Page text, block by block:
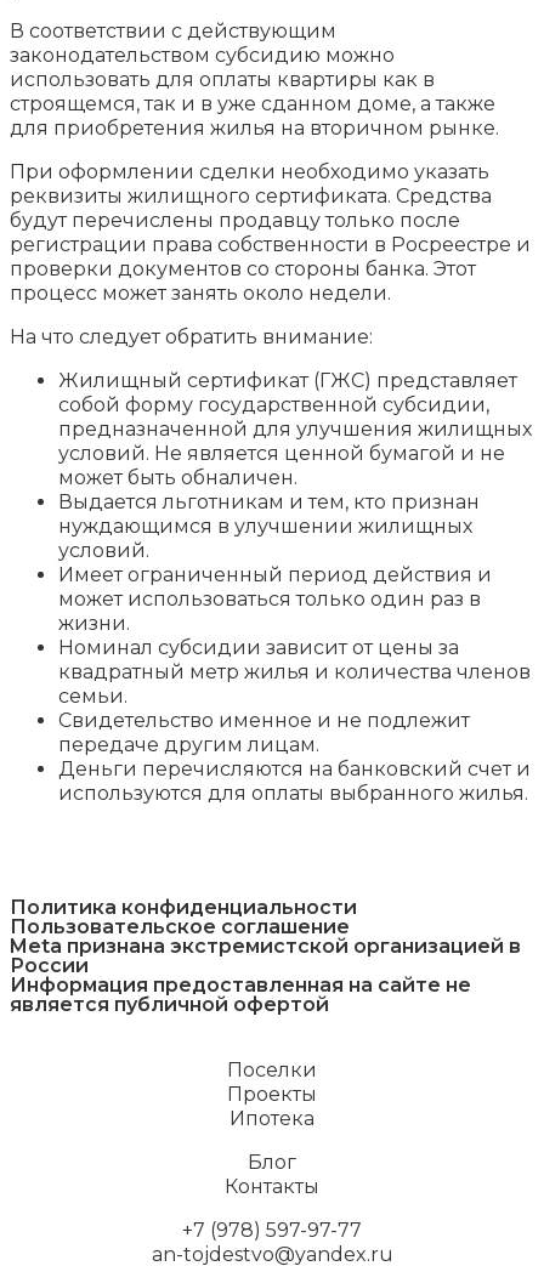
В соответствии с действующим
законодательством субсидию можно
использовать для оплаты квартиры как в
строящемся, так и в уже сданном доме, а также
для приобретения жилья на вторичном рынке.
При оформлении сделки необходимо указать
реквизиты жилищного сертификата. Средства
будут перечислены продавцу только после
регистрации права собственности в Росреестре и
проверки документов со стороны банка. Этот
процесс может занять около недели.
На что следует обратить внимание:
Жилищный сертификат (ГЖС) представляет
собой форму государственной субсидии,
предназначенной для улучшения жилищных
условий. Не является ценной бумагой и не
может быть обналичен.
Выдается льготникам и тем, кто признан
нуждающимся в улучшении жилищных
условий.
Имеет ограниченный период действия и
может использоваться только один раз в
жизни.
Номинал субсидии зависит от цены за
квадратный метр жилья и количества членов
семьи.
Свидетельство именное и не подлежит
передаче другим лицам.
Деньги перечисляются на банковский счет и
используются для оплаты выбранного жилья.
Политика конфиденциальности
Пользовательское соглашение
Meta признана экстремистcкой организацией в
России
Информация предоставленная на сайте не
является публичной офертой
Поселки
Проекты
Ипотека
Блог
Контакты
+7 (978) 597-97-77
an-tojdestvo@yandex.ru